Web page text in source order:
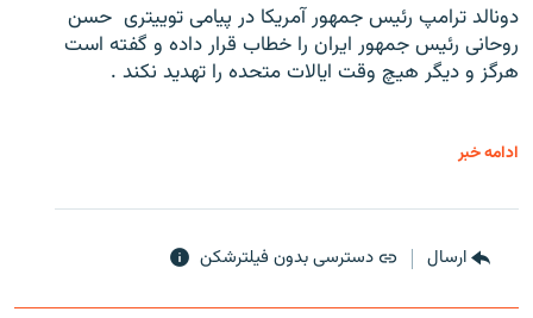
دونالد ترامپ رئیس جمهور آمریکا در پیامی توییتری ‌ حسن
روحانی رئیس جمهور ایران را خطاب قرار داده و گفته است
هرگز و دیگر هیچ وقت ایالات متحده را تهدید نکند .
ادامه خبر
ارسال دسترسی بدون فیلترشکن